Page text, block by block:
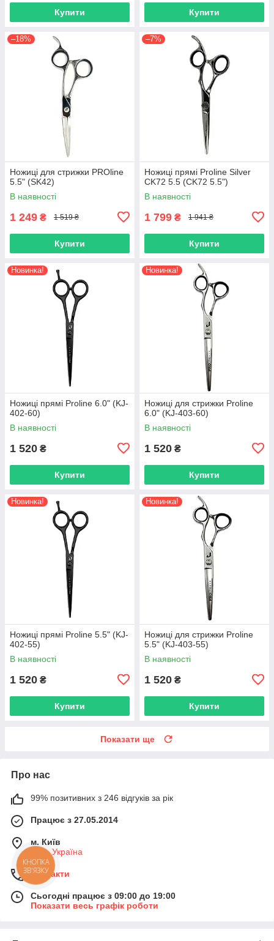
Купити Купити
–18%
Ножиці для стрижки PROline
5.5" (SK42)
В наявності
1 249 ₴ 1 519 ₴
Купити
–7%
Ножиці прямі Proline Silver
CK72 5.5 (CK72 5.5")
В наявності
1 799 ₴ 1 941 ₴
Купити
Новинка!
Ножиці прямі Proline 6.0" (KJ-
402-60)
В наявності
1 520 ₴
Купити
Новинка!
Ножиці для стрижки Proline
6.0" (KJ-403-60)
В наявності
1 520 ₴
Купити
Новинка!
Ножиці прямі Proline 5.5" (KJ-
402-55)
В наявності
1 520 ₴
Купити
Новинка!
Ножиці для стрижки Proline
5.5" (KJ-403-55)
В наявності
1 520 ₴
Купити
Показати ще
Про нас
99% позитивних з 246 відгуків за рік
Працює з 27.05.2014
м. Київ
Київ, Україна
Контакти
Сьогодні працює з 09:00 до 19:00
Показати весь графік роботи
КНОПКА
ЗВ'ЯЗКУ